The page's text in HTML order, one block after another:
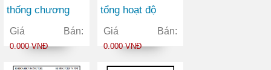
thống chương
trình tiếp dân
điện tử phục vụ
Giá Bán:
0.000 VNĐ
tổng hoạt độ
anpha trong môi
trường không
Giá Bán:
0.000 VNĐ